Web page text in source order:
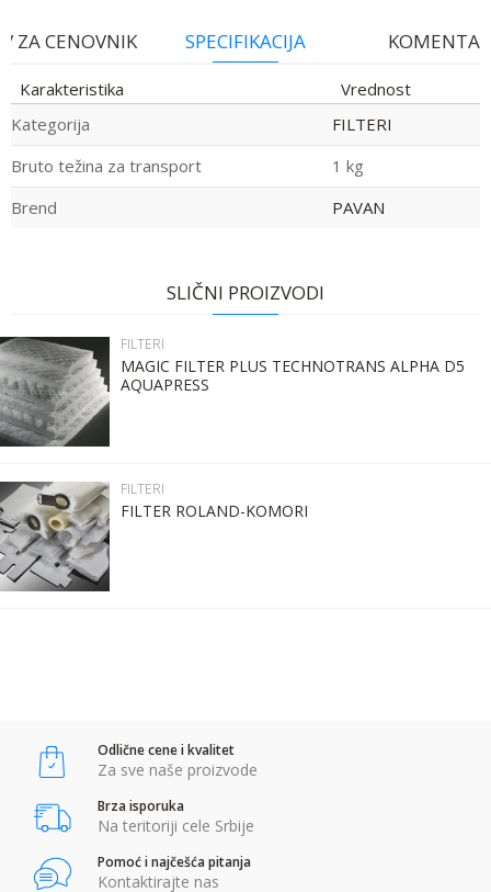
ZA CENOVNIK SPECIFIKACIJA
Karakteristika
Vrednost
Kategorija
FILTERI
Bruto težina za transport
1 kg
Brend
PAVAN
Email:
Komentar:
POŠALJI
SLIČNI PROIZVODI
FILTERI
MAGIC FILTER PLUS TECHNOTRANS ALPHA D5
AQUAPRESS
FILTERI
FILTER ROLAND-KOMORI
Odlične cene i kvalitet
Za sve naše proizvode
Brza isporuka
Na teritoriji cele Srbije
Pomoć i najčešća pitanja
Kontaktirajte nas